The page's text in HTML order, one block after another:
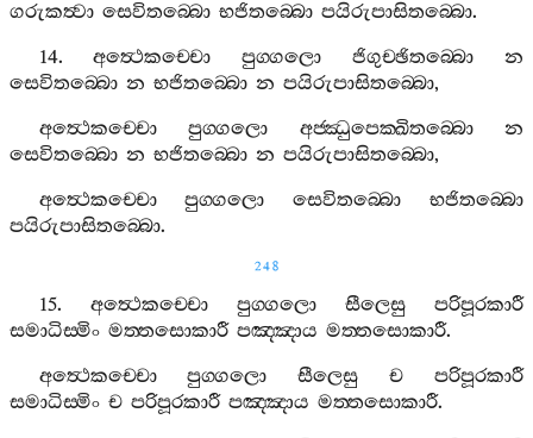
ගරුකත්‍වා සෙවිතබ‍්බො භජිතබ‍්බො පයිරුපාසිතබ‍්බො.
14.අත්‍ථෙකච‍්චො පුග‍්ගලො ජිගුච‍්ඡිතබ‍්බො
න
සෙවිතබ‍්බො න භජිතබ‍්බො න පයිරුපාසිතබ‍්බො,
අත්‍ථෙකච‍්චො
පුග‍්ගලො අජ‍්ඣුපෙක‍්ඛිතබ‍්බො
න
සෙවිතබ‍්බො න භජිතබ‍්බො න පයිරුපාසිතබ‍්බො,
අත්‍ථෙකච‍්චො
පුග‍්ගලො සෙවිතබ‍්බො
භජිතබ‍්බො
පයිරුපාසිතබ‍්බො.
248
15. අත්‍ථෙකච‍්චො පුග‍්ගලො සීලෙසු
පරිපූරකාරී
සමාධිස‍්මිං මත‍්තසොකාරී පඤ‍්ඤාය මත‍්තසොකාරී.
අත්‍ථෙකච‍්චො
පුග‍්ගලො සීලෙසු ච
පරිපූරකාරී
සමාධිස‍්මිං ච පරිපූරකාරී පඤ‍්ඤාය මත‍්තසොකාරී.